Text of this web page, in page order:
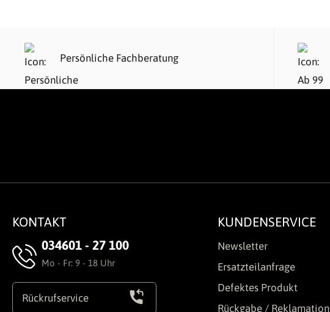
Persönliche Fachberatung
KONTAKT
034601 - 27 100
Mo - Fr: 9 - 18 Uhr
Rückrufservice
KUNDENSERVICE
Newsletter
Ersatzteilanfrage
Defektes Produkt
Rückgabe / Reklamation